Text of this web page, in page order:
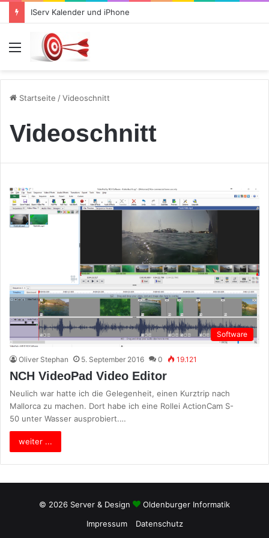
IServ Kalender und iPhone
Menü
Startseite /Videoschnitt
Videoschnitt
Software
Oliver Stephan 5. September 2016 0 19.121
NCH VideoPad Video Editor
Neulich war hatte ich die Gelegenheit, einen Kurztrip nach
Mallorca zu machen. Dort habe ich eine Rollei ActionCam S-
50 unter Wasser ausprobiert.…
weiter ...
© 2026 Server & Design
Oldenburger Informatik
Impressum
Datenschutz